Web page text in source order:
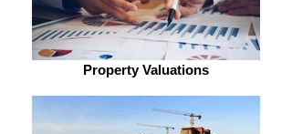
Property Valuations